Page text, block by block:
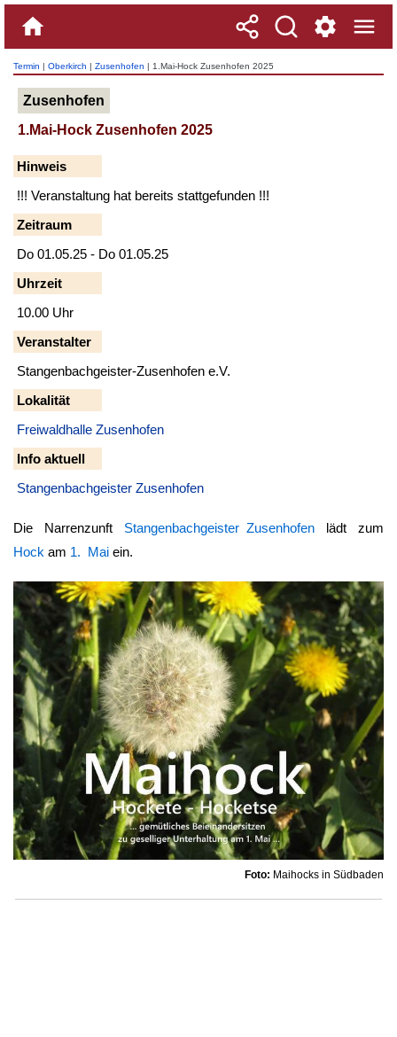
Termin | Oberkirch | Zusenhofen | 1.Mai-Hock Zusenhofen 2025
Zusenhofen
1.Mai-Hock Zusenhofen 2025
Hinweis
!!! Veranstaltung hat bereits stattgefunden !!!
Zeitraum
Do 01.05.25 - Do 01.05.25
Uhrzeit
10.00 Uhr
Veranstalter
Stangenbachgeister-Zusenhofen e.V.
Lokalität
Freiwaldhalle Zusenhofen
Info aktuell
Stangenbachgeister Zusenhofen
Die Narrenzunft Stangenbachgeister Zusenhofen lädt zum
Hock am 1. Mai ein.
Foto: Maihocks in Südbaden